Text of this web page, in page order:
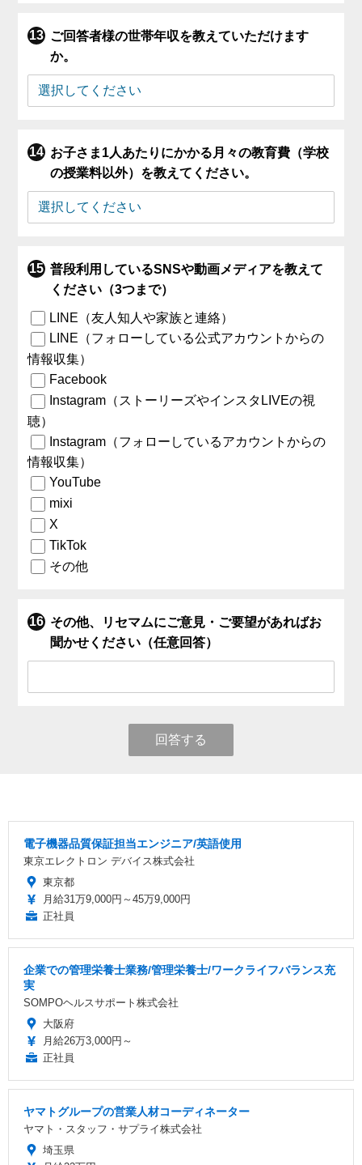
ご回答者様の世帯年収を教えていただけます
か。
お子さま1人あたりにかかる月々の教育費（学校
の授業料以外）を教えてください。
普段利用しているSNSや動画メディアを教えて
ください（3つまで）
LINE（友人知人や家族と連絡）
LINE（フォローしている公式アカウントからの
情報収集）
Facebook
Instagram（ストーリーズやインスタLIVEの視
聴）
Instagram（フォローしているアカウントからの
情報収集）
YouTube
mixi
X
TikTok
その他
その他、リセマムにご意見・ご要望があればお
聞かせください（任意回答）
回答する
電子機器品質保証担当エンジニア/英語使用
東京エレクトロン デバイス株式会社
東京都
月給31万9,000円～45万9,000円
正社員
企業での管理栄養士業務/管理栄養士/ワークライフバランス充
実
SOMPOヘルスサポート株式会社
大阪府
月給26万3,000円～
正社員
ヤマトグループの営業人材コーディネーター
ヤマト・スタッフ・サプライ株式会社
埼玉県